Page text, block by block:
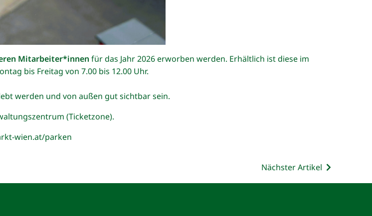
Mitarbeiter*innen für das Jahr 2026 erworben werden. Erhältlich ist diese im
bis Freitag von 7.00 bis 12.00 Uhr.
werden und von außen gut sichtbar sein.
(Ticketzone).
wien.at/parken
Nächster Artikel